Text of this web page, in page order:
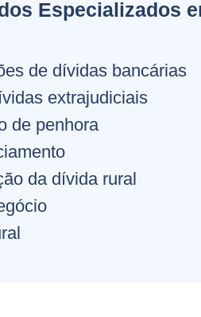
Especializados
de dívidas bancárias
extrajudiciais
de penhora
da dívida rural